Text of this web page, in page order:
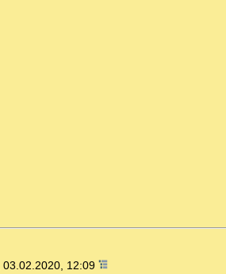
03.02.2020, 12:09